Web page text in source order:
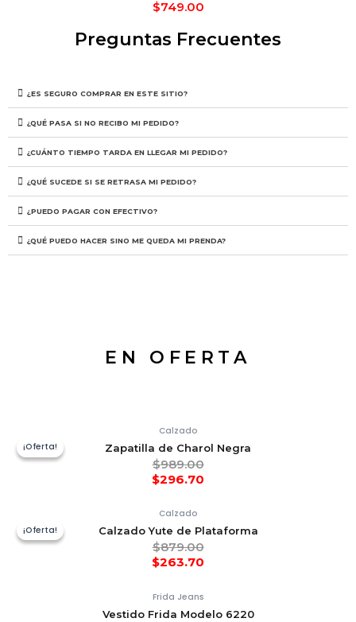
$749.00
Preguntas Frecuentes
¿ES SEGURO COMPRAR EN ESTE SITIO?
¿QUÉ PASA SI NO RECIBO MI PEDIDO?
¿CUÁNTO TIEMPO TARDA EN LLEGAR MI PEDIDO?
¿QUÉ SUCEDE SI SE RETRASA MI PEDIDO?
¿PUEDO PAGAR CON EFECTIVO?
¿QUÉ PUEDO HACER SINO ME QUEDA MI PRENDA?
EN OFERTA
¡Oferta!
¡Oferta!
Calzado
Zapatilla de Charol Negra
$989.00
$296.70
¡Oferta!
¡Oferta!
Calzado
Calzado Yute de Plataforma
$879.00
$263.70
Frida Jeans
Vestido Frida Modelo 6220